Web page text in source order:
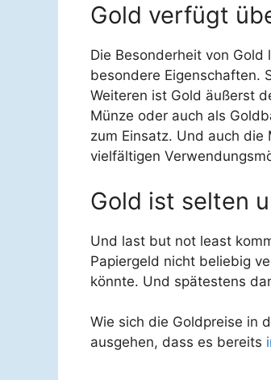
Gold verfügt
Die Besonderheit von
besondere Eigenschaften.
Weiteren ist Gold äußerst
Münze oder auch als
zum Einsatz. Und auch
vielfältigen
Gold ist selten
Und last but not least
Papiergeld nicht beliebig
könnte. Und spätestens
Wie sich die Goldpreise in
ausgehen, dass es bereits